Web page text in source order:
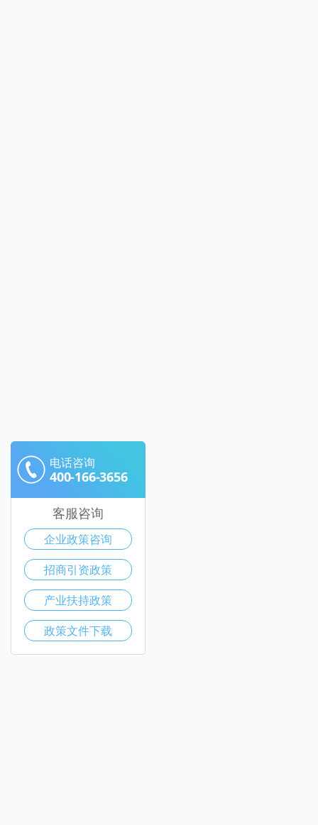
电话咨询
400-166-3656
客服咨询
企业政策咨询
招商引资政策
产业扶持政策
政策文件下载